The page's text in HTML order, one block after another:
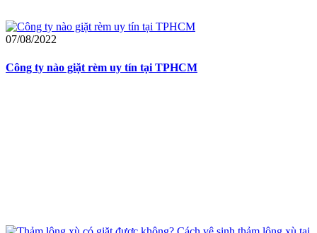
07/08/2022
Công ty nào giặt rèm uy tín tại TPHCM